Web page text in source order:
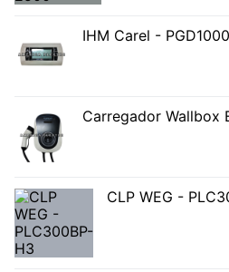
IHM Carel -
Carregador Wallbox
CLP WEG -